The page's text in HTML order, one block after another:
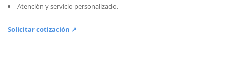
Atención y servicio personalizado.
Solicitar cotización ↗